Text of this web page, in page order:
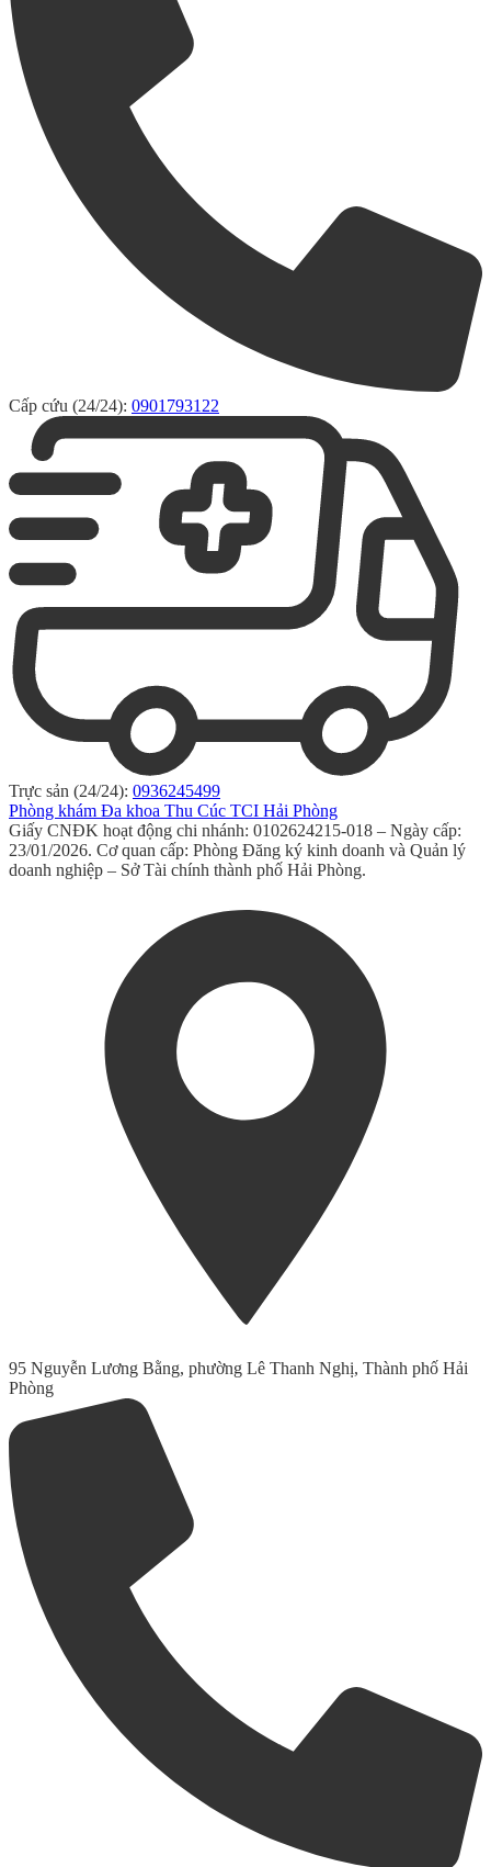
Cấp cứu (24/24): 0901793122
Trực sản (24/24): 0936245499
Phòng khám Đa khoa Thu Cúc TCI Hải Phòng
Giấy CNĐK hoạt động chi nhánh: 0102624215-018 – Ngày cấp:
23/01/2026. Cơ quan cấp: Phòng Đăng ký kinh doanh và Quản lý
doanh nghiệp – Sở Tài chính thành phố Hải Phòng.
95 Nguyễn Lương Bằng, phường Lê Thanh Nghị, Thành phố Hải
Phòng